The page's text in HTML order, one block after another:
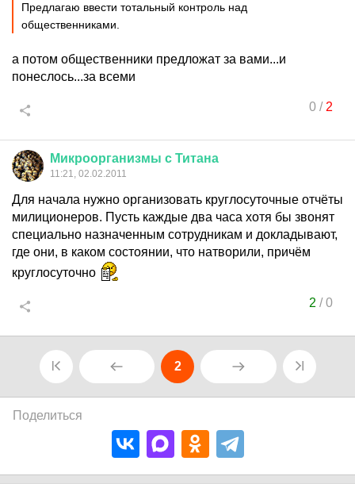
Предлагаю ввести тотальный контроль над
общественниками.
а потом общественники предложат за вами...и
понеслось...за всеми
0/ 2
Микроорганизмы с Титана
11:21, 02.02.2011
Для начала нужно организовать круглосуточные отчёты
милиционеров. Пусть каждые два часа хотя бы звонят
специально назначенным сотрудникам и докладывают,
где они, в каком состоянии, что натворили, причём
круглосуточно
2 /0
2
Поделиться